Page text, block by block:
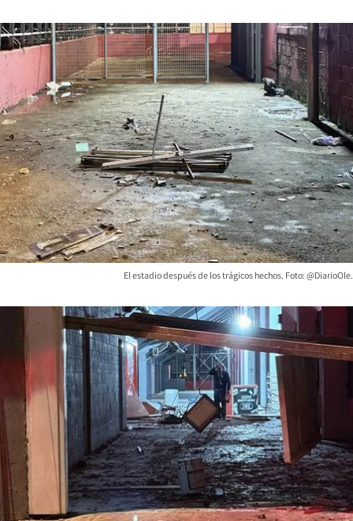
El estadio después de los trágicos hechos. Foto: @DiarioOle.